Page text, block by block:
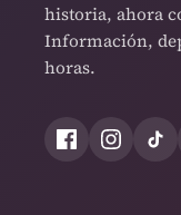
historia, ahora
Información,
horas.